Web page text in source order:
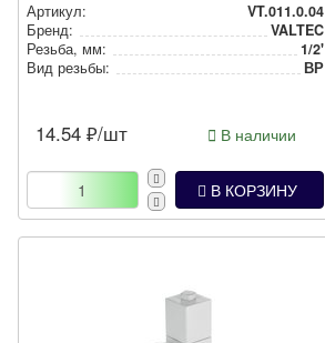
Артикул:
VT.011.0.04
Бренд:
VALTEC
Резьба, мм:
1/2'
Вид резьбы:
ВР
14.54 ₽/шт В наличии
В КОРЗИНУ